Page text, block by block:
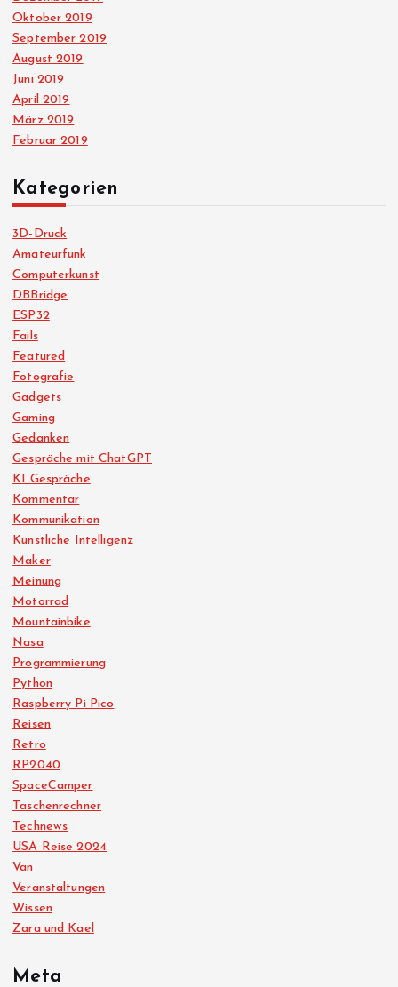
Oktober 2019
September 2019
August 2019
Juni 2019
April 2019
März 2019
Februar 2019
Kategorien
3D-Druck
Amateurfunk
Computerkunst
DBBridge
ESP32
Fails
Featured
Fotografie
Gadgets
Gaming
Gedanken
Gespräche mit ChatGPT
KI Gespräche
Kommentar
Kommunikation
Künstliche Intelligenz
Maker
Meinung
Motorrad
Mountainbike
Nasa
Programmierung
Python
Raspberry Pi Pico
Reisen
Retro
RP2040
SpaceCamper
Taschenrechner
Technews
USA Reise 2024
Van
Veranstaltungen
Wissen
Zara und Kael
Meta